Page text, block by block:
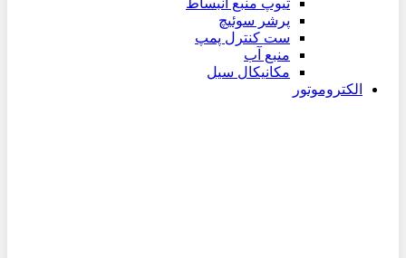
تیوپ منبع انبساط
پرشر سوئیچ
ست کنترل پمپ
منبع آب
مکانیکال سیل
الکتروموتور